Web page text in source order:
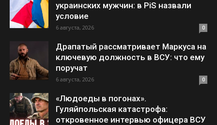
украинских мужчин: в PiS назвали
условие
6 августа, 2026 0
Драпатый рассматривает Маркуса на
ключевую должность в ВСУ: что ему
поручат
6 августа, 2026 0
«Людоеды в погонах».
Гуляйпольская катастрофа:
откровенное интервью офицера ВСУ